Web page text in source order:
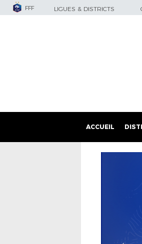
FFF LIGUES & DISTRICTS
ACCUEIL